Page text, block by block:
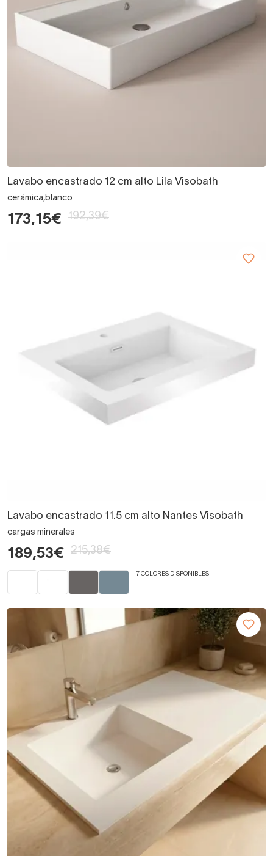
Lavabo encastrado 12 cm alto Lila Visobath
cerámica,blanco
173,15€ 192,39€
Lavabo encastrado 11.5 cm alto Nantes Visobath
cargas minerales
189,53€ 215,38€
+ 7 COLORES DISPONIBLES